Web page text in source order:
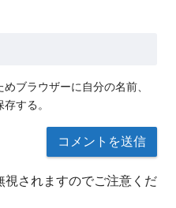
ブラウザーに自分の名前、
する。
視されますのでご注意くだ